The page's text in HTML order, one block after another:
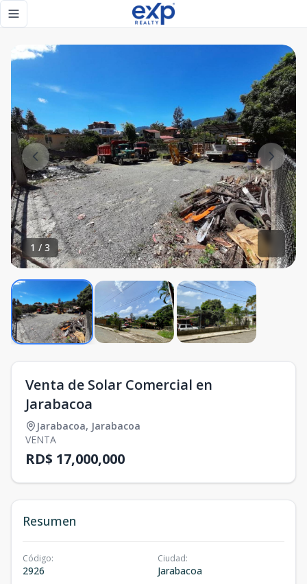
Toggle navigation menu
1 / 3
Venta de Solar Comercial en
Jarabacoa
Jarabacoa, Jarabacoa
VENTA
RD$ 17,000,000
Resumen
Código:
2926
Ciudad:
Jarabacoa
Venta de Solar Comercial en Jarabacoa - eXp Realty